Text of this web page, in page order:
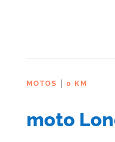
MOTOS | 0 KM
moto